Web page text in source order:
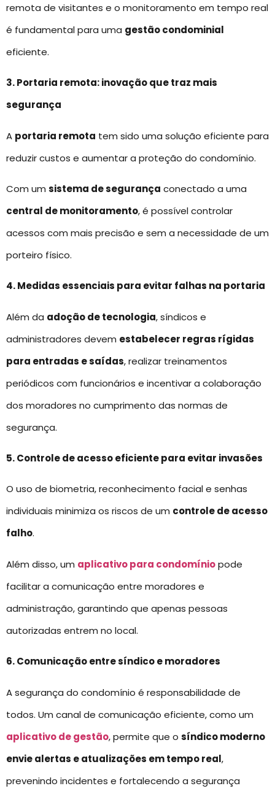
remota de visitantes e o monitoramento em tempo real
é fundamental para uma gestão condominial
eficiente.
3. Portaria remota: inovação que traz mais
segurança
A portaria remota tem sido uma solução eficiente para
reduzir custos e aumentar a proteção do condomínio.
Com um sistema de segurança conectado a uma
central de monitoramento, é possível controlar
acessos com mais precisão e sem a necessidade de um
porteiro físico.
4. Medidas essenciais para evitar falhas na portaria
Além da adoção de tecnologia, síndicos e
administradores devem estabelecer regras rígidas
para entradas e saídas, realizar treinamentos
periódicos com funcionários e incentivar a colaboração
dos moradores no cumprimento das normas de
segurança.
5. Controle de acesso eficiente para evitar invasões
O uso de biometria, reconhecimento facial e senhas
individuais minimiza os riscos de um controle de acesso
falho.
Além disso, um aplicativo para condomíniopode
facilitar a comunicação entre moradores e
administração, garantindo que apenas pessoas
autorizadas entrem no local.
6. Comunicação entre síndico e moradores
A segurança do condomínio é responsabilidade de
todos. Um canal de comunicação eficiente, como um
aplicativo de gestão, permite que o síndico moderno
envie alertas e atualizações em tempo real,
prevenindo incidentes e fortalecendo a segurança